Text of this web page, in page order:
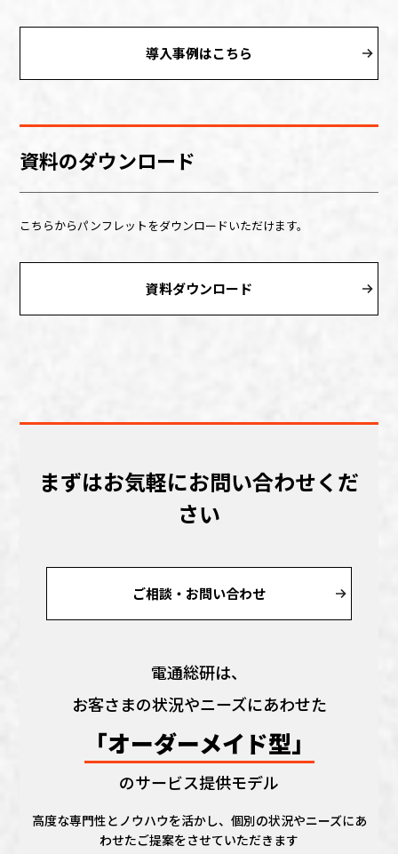
導入事例はこちら
資料のダウンロード
こちらからパンフレットをダウンロードいただけます。
資料ダウンロード
まずはお気軽にお問い合わせくだ
さい
ご相談・お問い合わせ
電通総研は、
お客さまの状況やニーズにあわせた
「オーダーメイド型」
のサービス提供モデル
高度な専門性とノウハウを活かし、個別の状況やニーズにあ
わせたご提案をさせていただきます